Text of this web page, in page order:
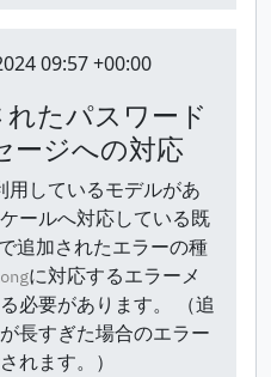
09:57 +00:00
たパスワード
ージへの対応
用しているモデルがあ
ールへ対応している既
追加されたエラーの種
に対応するエラーメ
必要があります。 （追
長すぎた場合のエラー
れます。）